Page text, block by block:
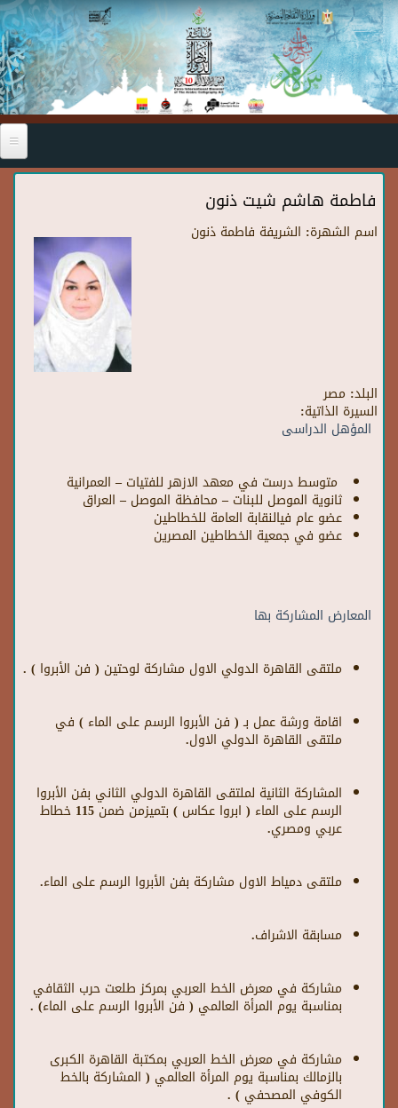
Skip to main content
فاطمة هاشم شيت ذنون
اسم الشهرة: الشريفة فاطمة ذنون
البلد: مصر
السيرة الذاتية:
المؤهل الدراسى
متوسط درست في معهد الازهر للفتيات – العمرانية
ثانوية الموصل للبنات – محافظة الموصل – العراق
عضو عام فيالنقابة العامة للخطاطين
عضو في جمعية الخطاطين المصرين
المعارض المشاركة بها
ملتقى القاهرة الدولي الاول مشاركة لوحتين ( فن الأبروا ) .
اقامة ورشة عمل بـ ( فن الأبروا الرسم على الماء ) في
ملتقى القاهرة الدولي الاول.
المشاركة الثانية لملتقى القاهرة الدولي الثاني بفن الأبروا
الرسم على الماء ( ابروا عكاس ) بتميزمن ضمن 115 خطاط
عربي ومصري.
ملتقى دمياط الاول مشاركة بفن الأبروا الرسم على الماء.
مسابقة الاشراف.
مشاركة في معرض الخط العربي بمركز طلعت حرب الثقافي
بمناسبة يوم المرأة العالمي ( فن الأبروا الرسم على الماء) .
مشاركة في معرض الخط العربي بمكتبة القاهرة الكبرى
بالزمالك بمناسبة يوم المرأة العالمي ( المشاركة بالخط
الكوفي المصحفي ) .